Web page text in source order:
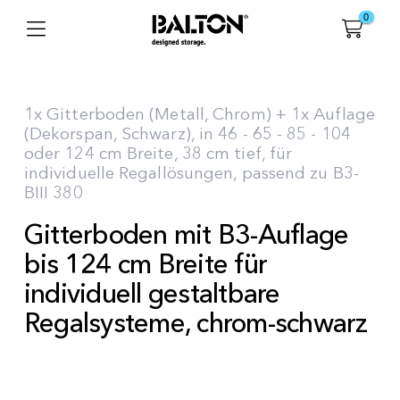
0
1x Gitterboden (Metall, Chrom) + 1x Auflage
(Dekorspan, Schwarz), in 46 - 65 - 85 - 104
oder 124 cm Breite, 38 cm tief, für
individuelle Regallösungen, passend zu B3-
BIII 380
Gitterboden mit B3-Auflage
bis 124 cm Breite für
individuell gestaltbare
Regalsysteme, chrom-schwarz